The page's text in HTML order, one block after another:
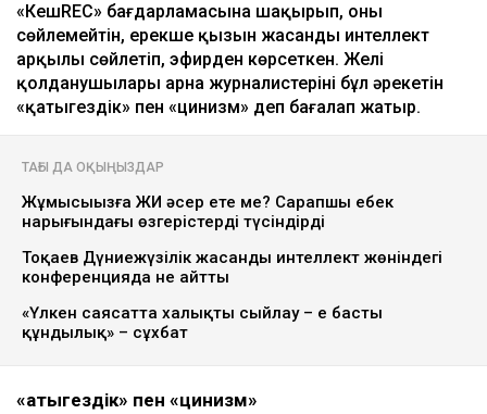
«КешREC» бағдарламасына шақырып, оның
сөйлемейтін, ерекше қызын жасанды интеллект
арқылы сөйлетіп, эфирден көрсеткен. Желі
қолданушылары арна журналистерінің бұл әрекетін
«қатыгездік» пен «цинизм» деп бағалап жатыр.
ТАҒЫ ДА ОҚЫҢЫЗДАР
Жұмысыңызға ЖИ әсер ете ме? Сарапшы еңбек
нарығындағы өзгерістерді түсіндірді
Тоқаев Дүниежүзілік жасанды интеллект жөніндегі
конференцияда не айтты
«Үлкен саясатта халықты сыйлау – ең басты
құндылық» – сұхбат
«Қатыгездік» пен «цинизм»